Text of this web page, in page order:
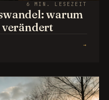
6 MIN. LESEZEIT
warum
verändert
→